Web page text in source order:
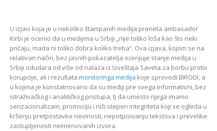
U izjavi koja je u nekoliko štampanih medija preneta ambasador
Kirbi je ocenio da u medijima u Srbiji „nije toliko loša kao što neki
pričaju, mada ni toliko dobra koliko treba“. Ova izjava, kojom se na
relativan način, bez jasnih pokazatelja ocenjuje stanje medija u
Srbiji odudara od više od nalaza iz Izveštaja Saveta za borbu protiv
korupcije, ali i rezultata monitoringa medija koje sprovodi BIRODI, a
u kojima je konstatnovano da su mediji pre svega informativni, bez
istraživačkog i analitičkog pristupa, tj da umesto njega imamo
senzacionalizam, promociju i niži stepen integriteta koji se ogleda u
kršenju pretpostavke nevinosti, nepotpisivanju tekstova i prevelike
zastupljenosti neimenovanih izvora.